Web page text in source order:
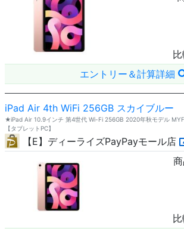
エントリー＆計算詳細
iPad Air 4th WiFi 256GB スカイブルー
★iPad Air 10.9インチ 第4世代 Wi-Fi 256GB 2020年秋モデル
【タブレットPC】
【E】ディーライズPayPayモール店
商